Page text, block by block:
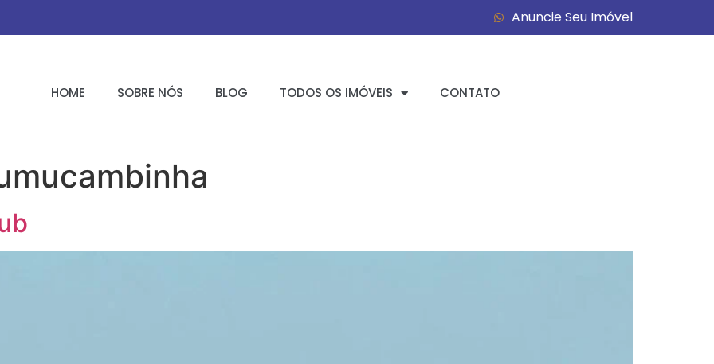
Anuncie Seu Imóvel
HOME SOBRE NÓS BLOG TODOS OS IMÓVEIS CONTATO